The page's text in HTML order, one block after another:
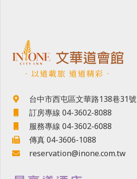
．以道載旅 道道精彩．
台中市西屯區文華路138巷31號
訂房專線 04-3602-8088
服務專線 04-3602-6088
傳真 04-3606-1088
reservation@inone.com.tw